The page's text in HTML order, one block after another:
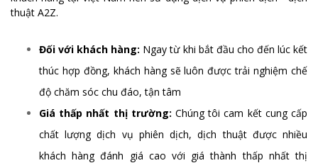
thuật A2Z.
Đối với khách hàng: Ngay từ khi bắt đầu cho đến lúc kết
thúc hợp đồng, khách hàng sẽ luôn được trải nghiệm chế
độ chăm sóc chu đáo, tận tâm
Giá thấp nhất thị trường: Chúng tôi cam kết cung cấp
chất lượng dịch vụ phiên dịch, dịch thuật được nhiều
khách hàng đánh giá cao với giá thành thấp nhất thị